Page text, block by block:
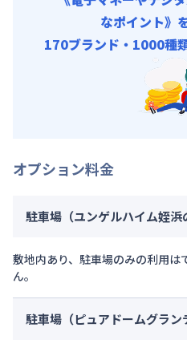
なポイント》
170ブランド・1000種
オプション料金
駐車場（ユンゲルハイム姪浜
敷地内あり、駐車場のみの利用は
ん。
駐車場（ピュアドームグラン